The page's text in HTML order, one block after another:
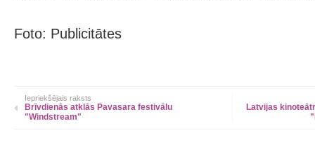
Foto: Publicitātes
Iepriekšējais raksts
Brīvdienās atklās Pavasara festivālu
"Windstream"
Latvijas